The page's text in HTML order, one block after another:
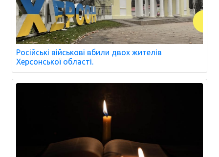
Російські військові вбили двох жителів
Херсонської області.